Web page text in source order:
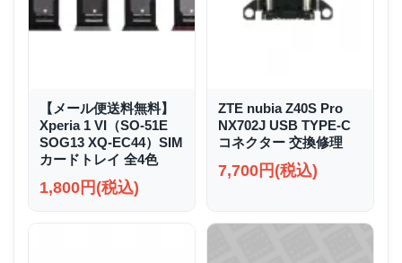
【メール便送料無料】
Xperia 1 VI（SO-51E
SOG13 XQ-EC44）SIM
カードトレイ 全4色
1,800円(税込)
ZTE nubia Z40S Pro
NX702J USB TYPE-C
コネクター 交換修理
7,700円(税込)